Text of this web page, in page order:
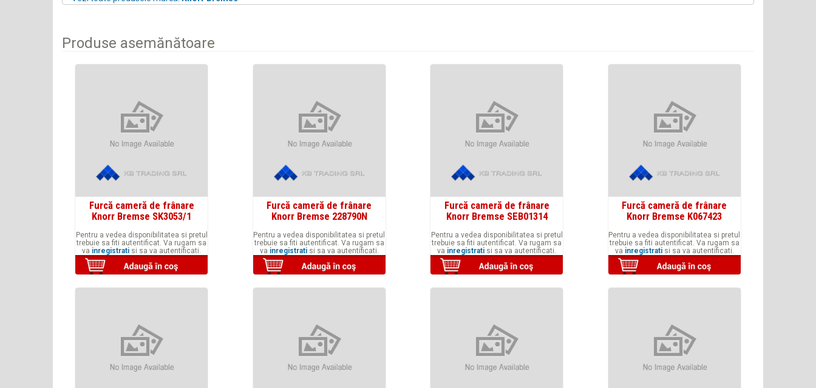
Produse asemănătoare
Furcă cameră de frânare
Knorr Bremse SK3053/1
Pentru a vedea disponibilitatea si pretul
trebuie sa fiti autentificat. Va rugam sa
va inregistrati si sa va autentificati.
Furcă cameră de frânare
Knorr Bremse 228790N
Pentru a vedea disponibilitatea si pretul
trebuie sa fiti autentificat. Va rugam sa
va inregistratisi sa va autentificati.
Furcă cameră de frânare
Knorr Bremse SEB01314
Pentru a vedea disponibilitatea si pretul
trebuie sa fiti autentificat. Va rugam sa
va inregistrati si sa va autentificati.
Furcă cameră de frânare
Knorr Bremse K067423
Pentru a vedea disponibilitatea si pretul
trebuie sa fiti autentificat. Va rugam sa
va inregistratisi sa va autentificati.